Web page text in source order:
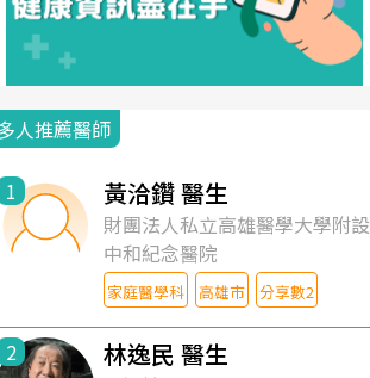
人推薦醫師
1 黃洽鑽 醫生
財團法人私立高雄醫學大學附設
中和紀念醫院
家庭醫學科 高雄市 分享數2
2 林逸民 醫生